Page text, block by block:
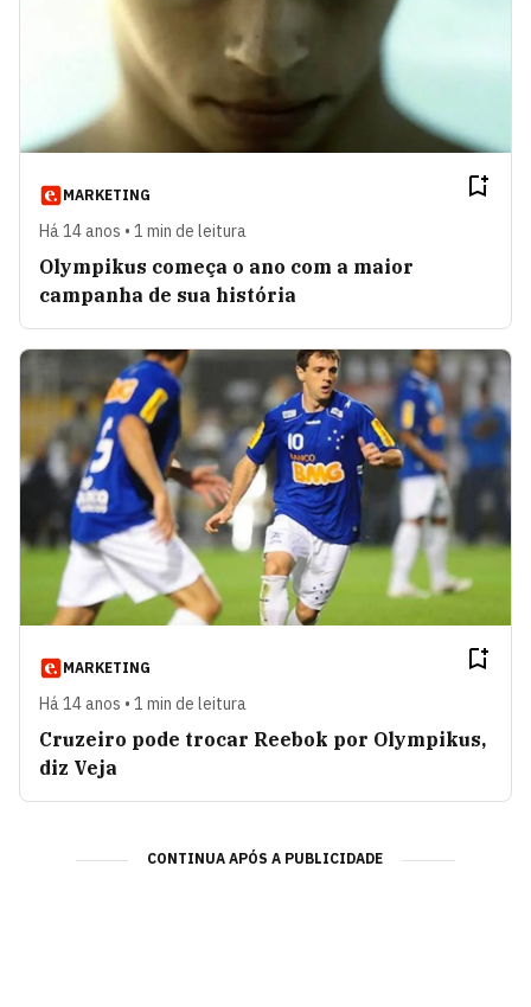
MARKETING
Há 14 anos • 1 min de leitura
Olympikus começa o ano com a maior
campanha de sua história
MARKETING
Há 14 anos • 1 min de leitura
Cruzeiro pode trocar Reebok por Olympikus,
diz Veja
CONTINUA APÓS A PUBLICIDADE